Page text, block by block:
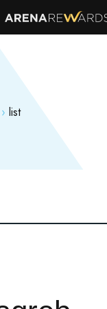
SONDERANGEBOTE
list